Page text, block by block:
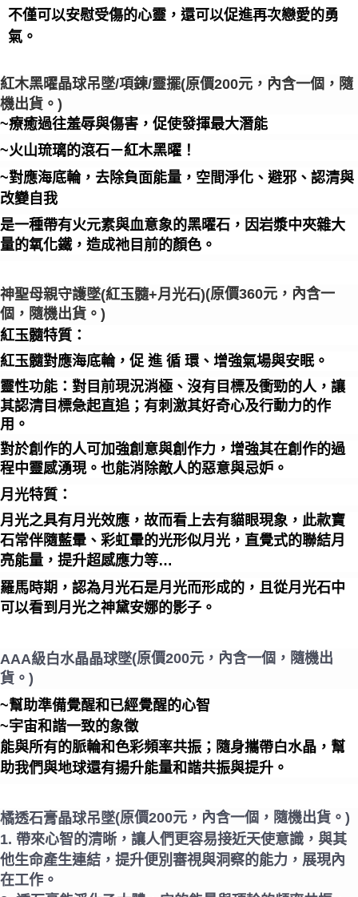
不僅可以安慰受傷的心靈，還可以促進再次戀愛的勇
氣。
紅木黑曜晶球吊墜/項鍊/靈擺(原價200元，內含一個，隨
機出貨。)
~療癒過往羞辱與傷害，促使發揮最大潛能
~火山琉璃的滾石－紅木黑曜！
~對應海底輪，去除負面能量，空間淨化、避邪、認清與
改變自我
是一種帶有火元素與血意象的黑曜石，因岩漿中夾雜大
量的氧化鐵，造成祂目前的顏色。
神聖母親守護墜(紅玉髓+月光石)(原價360元，內含一
個，隨機出貨。)
紅玉髓特質：
紅玉髓對應海底輪，促 進 循 環、增強氣場與安眠。
靈性功能：對目前現況消極、沒有目標及衝勁的人，讓
其認清目標急起直追；有刺激其好奇心及行動力的作
用。
對於創作的人可加強創意與創作力，增強其在創作的過
程中靈感湧現。也能消除敵人的惡意與忌妒。
月光特質：
月光之具有月光效應，故而看上去有貓眼現象，此款寶
石常伴隨藍暈、彩虹暈的光形似月光，直覺式的聯結月
亮能量，提升超感應力等…
羅馬時期，認為月光石是月光而形成的，且從月光石中
可以看到月光之神黛安娜的影子。
AAA級白水晶晶球墜(原價200元，內含一個，隨機出
貨。)
~幫助準備覺醒和已經覺醒的心智
~宇宙和諧一致的象徵
能與所有的脈輪和色彩頻率共振；隨身攜帶白水晶，幫
助我們與地球還有揚升能量和諧共振與提升。
橘透石膏晶球吊墜(原價200元，內含一個，隨機出貨。)
1. 帶來心智的清晰，讓人們更容易接近天使意識，與其
他生命產生連結，提升便別審視與洞察的能力，展現內
在工作。